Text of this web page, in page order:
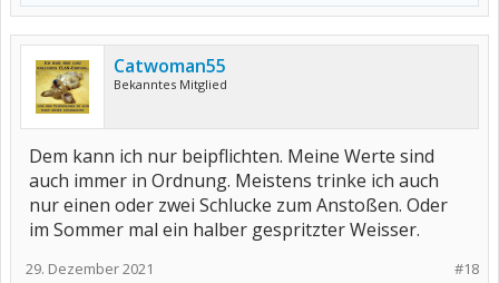
Catwoman55
Bekanntes Mitglied
Dem kann ich nur beipflichten. Meine Werte sind
auch immer in Ordnung. Meistens trinke ich auch
nur einen oder zwei Schlucke zum Anstoßen. Oder
im Sommer mal ein halber gespritzter Weisser.
#18
29. Dezember 2021